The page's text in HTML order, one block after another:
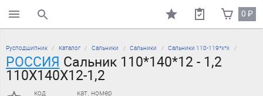
поиск по каталогу 0₽
Русподшипник Каталог Сальники Сальники Сальники 110-119*х*х
РОССИЯ Сальник 110*140*12 - 1,2
110X140X12-1,2
код кат. номер